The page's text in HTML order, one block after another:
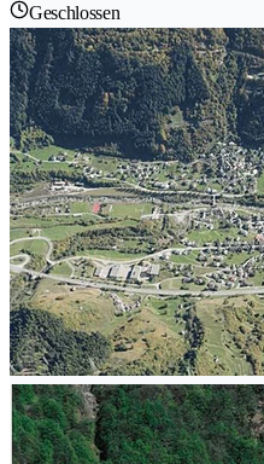
Geschlossen